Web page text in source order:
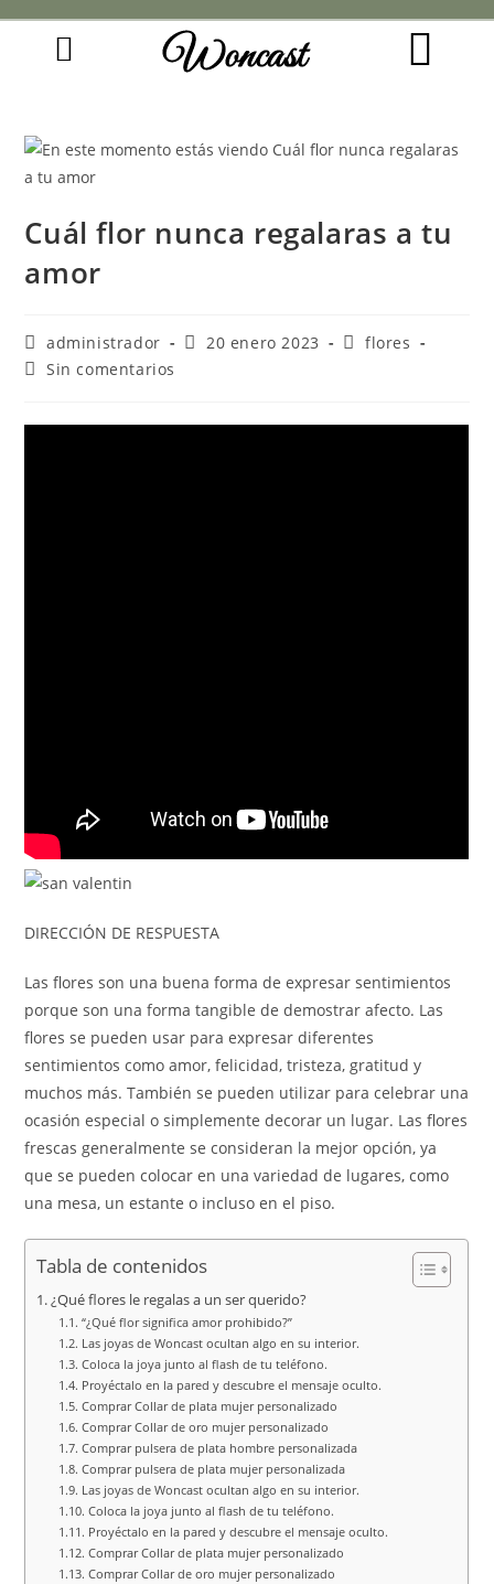
Woncast
Cuál flor nunca regalaras a tu
amor
administrador 20 enero 2023
flores
Sin comentarios
DIRECCIÓN DE RESPUESTA
Las flores son una buena forma de expresar sentimientos
porque son una forma tangible de demostrar afecto. Las
flores se pueden usar para expresar diferentes
sentimientos como amor, felicidad, tristeza, gratitud y
muchos más. También se pueden utilizar para celebrar una
ocasión especial o simplemente decorar un lugar. Las flores
frescas generalmente se consideran la mejor opción, ya
que se pueden colocar en una variedad de lugares, como
una mesa, un estante o incluso en el piso.
Tabla de contenidos
¿Qué flores le regalas a un ser querido?
“¿Qué flor significa amor prohibido?”
Las joyas de Woncast ocultan algo en su interior.
Coloca la joya junto al flash de tu teléfono.
Proyéctalo en la pared y descubre el mensaje oculto.
Comprar Collar de plata mujer personalizado
Comprar Collar de oro mujer personalizado
Comprar pulsera de plata hombre personalizada
Comprar pulsera de plata mujer personalizada
Las joyas de Woncast ocultan algo en su interior.
Coloca la joya junto al flash de tu teléfono.
Proyéctalo en la pared y descubre el mensaje oculto.
Comprar Collar de plata mujer personalizado
Comprar Collar de oro mujer personalizado